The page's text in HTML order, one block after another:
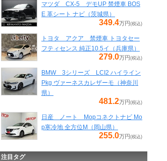
マツダ CX-5 デモUP 禁煙車 BOS
E 革シート ナビ（茨城県）
349.4万円(税込)
トヨタ アクア 禁煙車 トヨタセー
フティセンス 純正10.5イ（兵庫県）
279.0万円(税込)
BMW 3シリーズ LCI2 ハイライン
Pkg ヴァーネスカレザーモ（神奈川
県）
481.2万円(税込)
日産 ノート Mopコネクトナビ Mo
p寒冷地 全方位M（岡山県）
255.0万円(税込)
注目タグ